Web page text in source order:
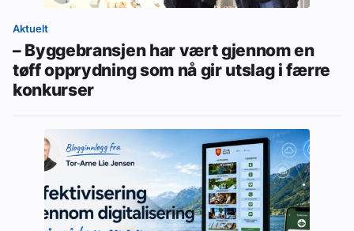
Aktuelt
– Byggebransjen har vært gjennom en
tøff opprydning som nå gir utslag i færre
konkurser